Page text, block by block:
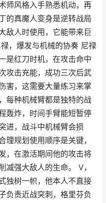
师风格入手熟悉机动，再
的真魔人变身是逆转战局
敌人时使用，它能带来巨
，爆发与机械的协奏 尼禄
是红刀时机，在攻击命中
攻击充能，成功三次后武
害，这需要大量练习来掌
每种机械臂都是独特的战
轰炸，时间手臂能短暂停
进，战斗中机械臂会损
理规划使用顺序是关键，
，在激活期间他的攻击将
减强大敌人的生命。 V，
独树一帜，他本人不直接
负责近战突刺，格里芬负